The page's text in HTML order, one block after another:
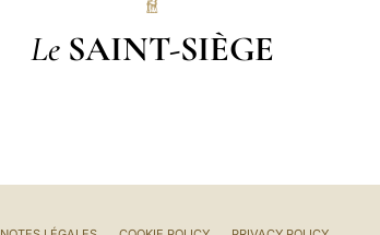
Le SAINT-SIÈGE